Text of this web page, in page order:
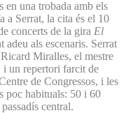
en una trobada amb els
a Serrat, la cita és el 10
concerts de la gira El
als escenaris. Serrat
Miralles, el mestre
i un repertori farcit de
de Congressos, i les
poc habituals: 50 i 60
central.